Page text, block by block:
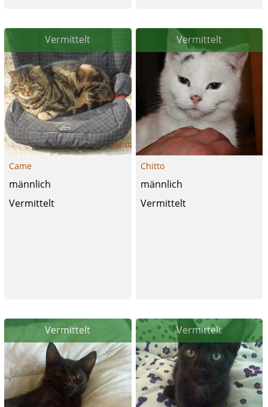
Vermittelt
Came
männlich
Vermittelt
Vermittelt
Chitto
männlich
Vermittelt
Vermittelt Vermittelt